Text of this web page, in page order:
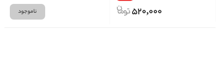
520,000 ناموجود